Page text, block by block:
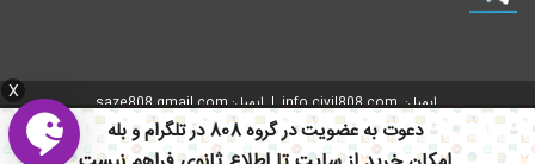
X
دعوت به عضویت در گروه 808 در تلگرام و بله
ایمیل: info civil808.com | ایمیل: saze808 gmail.com